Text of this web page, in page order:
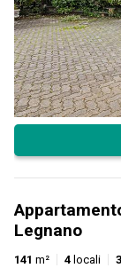
Legnano
141 m² 4 locali